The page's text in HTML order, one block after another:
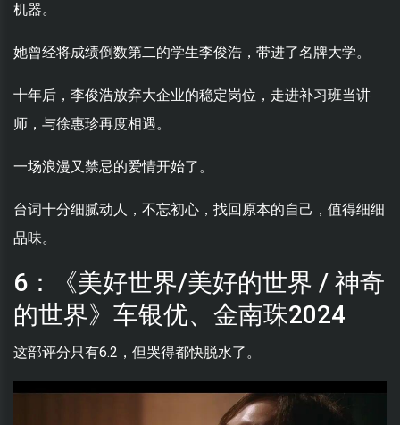
机器。
她曾经将成绩倒数第二的学生李俊浩，带进了名牌大学。
十年后，李俊浩放弃大企业的稳定岗位，走进补习班当讲
师，与徐惠珍再度相遇。
一场浪漫又禁忌的爱情开始了。
台词十分细腻动人，不忘初心，找回原本的自己，值得细细
品味。
6：《美好世界/美好的世界 / 神奇
的世界》车银优、金南珠2024
这部评分只有6.2，但哭得都快脱水了。